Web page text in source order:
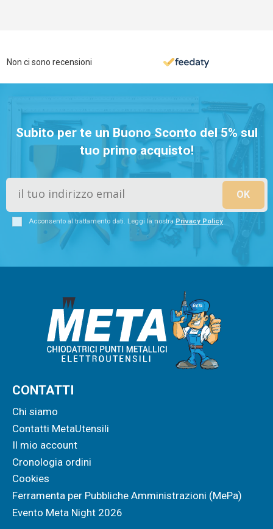
Non ci sono recensioni
Subito per te un Buono Sconto del 5% sul
tuo primo acquisto!
Acconsento al trattamento dati. Leggi la nostra Privacy Policy
CONTATTI
Chi siamo
Contatti MetaUtensili
Il mio account
Cronologia ordini
Cookies
Ferramenta per Pubbliche Amministrazioni (MePa)
Evento Meta Night 2026